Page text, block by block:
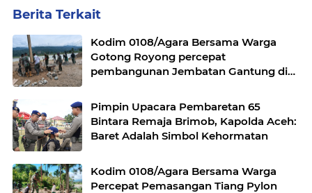
Berita Terkait
Kodim 0108/Agara Bersama Warga
Gotong Royong percepat
pembangunan Jembatan Gantung di
Pimpin Upacara Pembaretan 65
Bintara Remaja Brimob, Kapolda Aceh:
Baret Adalah Simbol Kehormatan
Kodim 0108/Agara Bersama Warga
Percepat Pemasangan Tiang Pylon